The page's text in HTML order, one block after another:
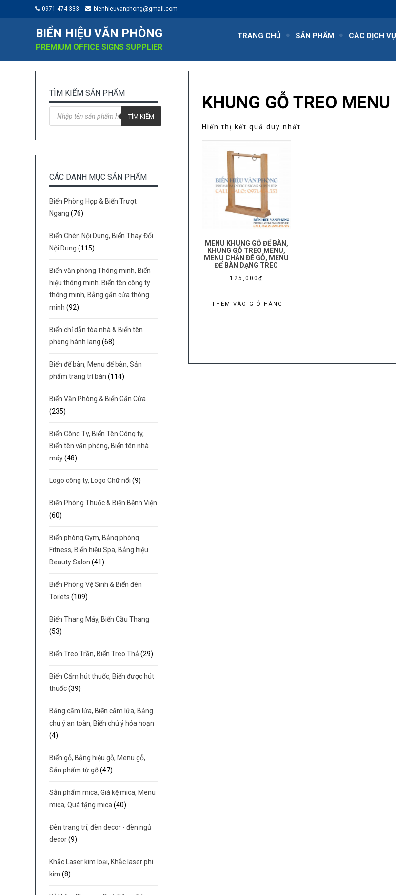
0971 474 333 bienhieuvanphong@gmail.com
BIỂN HIỆU VĂN PHÒNG
PREMIUM OFFICE SIGNS SUPPLIER
TRANG CHỦ SẢN PHẨM CÁC DỊCH VỤ
KHUNG GỖ TREO MENU
Hiển thị kết quả duy nhất
MENU KHUNG GỖ ĐỂ BÀN,
KHUNG GỖ TREO MENU,
MENU CHÂN ĐẾ GỖ, MENU
ĐỂ BÀN DẠNG TREO
125,000₫
THÊM VÀO GIỎ HÀNG
TÌM KIẾM SẢN PHẨM
Tìm
kiếm
TÌM KIẾM
CÁC DANH MỤC SẢN PHẨM
Biển Phòng Họp & Biển Trượt
Ngang (76)
Biển Chèn Nội Dung, Biển Thay Đổi
Nội Dung (115)
Biển văn phòng Thông minh, Biển
hiệu thông minh, Biển tên công ty
thông minh, Bảng gắn cửa thông
minh (92)
Biển chỉ dẫn tòa nhà & Biển tên
phòng hành lang (68)
Biển để bàn, Menu để bàn, Sản
phẩm trang trí bàn (114)
Biển Văn Phòng & Biển Gắn Cửa
(235)
Biển Công Ty, Biển Tên Công ty,
Biển tên văn phòng, Biển tên nhà
máy(48)
Logo công ty, Logo Chữ nổi (9)
Biển Phòng Thuốc & Biển Bệnh Viện
(60)
Biển phòng Gym, Bảng phòng
Fitness, Biển hiệu Spa, Bảng hiệu
Beauty Salon (41)
Biển Phòng Vệ Sinh & Biển đèn
Toilets (109)
Biển Thang Máy, Biển Cầu Thang
(53)
Biển Treo Trần, Biển Treo Thả (29)
Biển Cấm hút thuốc, Biển được hút
thuốc(39)
Bảng cấm lửa, Biển cấm lửa, Bảng
chú ý an toàn, Biển chú ý hỏa hoạn
(4)
Biển gỗ, Bảng hiệu gỗ, Menu gỗ,
Sản phẩm từ gỗ(47)
Sản phẩm mica, Giá kệ mica, Menu
mica, Quà tặng mica(40)
Đèn trang trí, đèn decor - đèn ngủ
decor(9)
Khắc Laser kim loại, Khắc laser phi
kim (8)